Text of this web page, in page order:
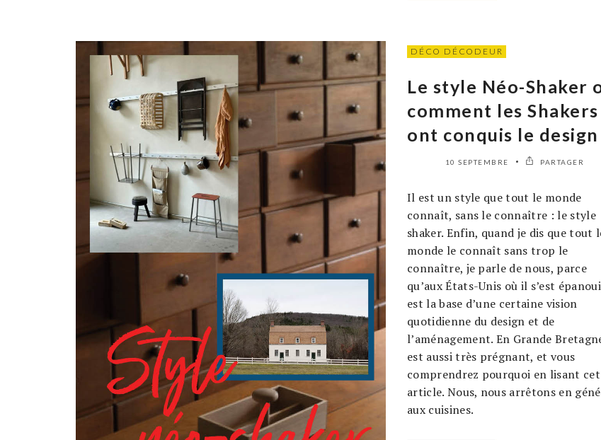
DÉCO DÉCODEUR
Le style Néo-Shaker
comment les Shakers
ont conquis le design
10 SEPTEMBRE PARTAGER
Il est un style que tout le monde
connaît, sans le connaître : le style
shaker. Enfin, quand je dis que tout
monde le connaît sans trop le
connaître, je parle de nous, parce
qu’aux États-Unis où il s’est
est la base d’une certaine vision
quotidienne du design et de
l’aménagement. En Grande
est aussi très prégnant, et vous
comprendrez pourquoi en lisant cet
article. Nous, nous arrêtons en
aux cuisines.